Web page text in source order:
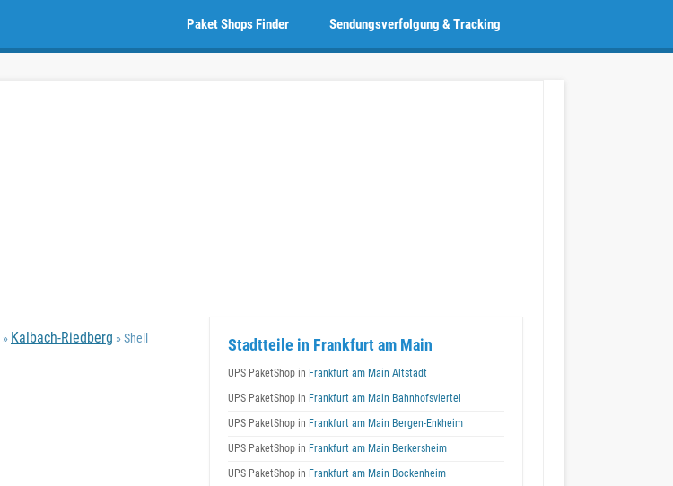
Sendungsverfolgung & Tracking
Paket Shops Finder
» Kalbach-Riedberg » Shell
Stadtteile in Frankfurt am Main
UPS PaketShop in Frankfurt am Main Altstadt
UPS PaketShop in Frankfurt am Main Bahnhofsviertel
UPS PaketShop in Frankfurt am Main Bergen-Enkheim
UPS PaketShop in Frankfurt am Main Berkersheim
UPS PaketShop in Frankfurt am Main Bockenheim